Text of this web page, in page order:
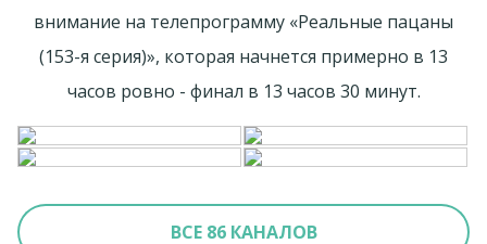
внимание на телепрограмму «Реальные пацаны
(153-я серия)», которая начнется примерно в 13
часов ровно - финал в 13 часов 30 минут.
ВСЕ 86 КАНАЛОВ